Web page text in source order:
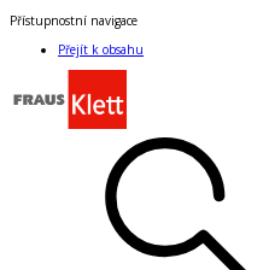
Přístupnostní navigace
Přejít k obsahu